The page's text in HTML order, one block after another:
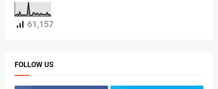
61,157
FOLLOW US